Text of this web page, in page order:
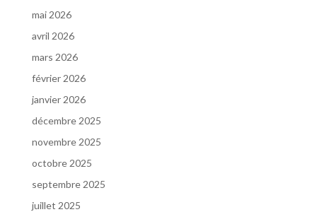
mai 2026
avril 2026
mars 2026
février 2026
janvier 2026
décembre 2025
novembre 2025
octobre 2025
septembre 2025
juillet 2025